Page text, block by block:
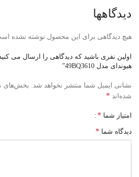
دیدگاهها
هیچ دیدگاهی برای این محصول نوشته نشده
اولین نفری باشید که دیدگاهی را ارسال می
هیوندای مدل 49BQ3610”
نشانی ایمیل شما منتشر نخواهد شد. بخش‌های
شده‌اند *
امتیاز شما *
دیدگاه شما *